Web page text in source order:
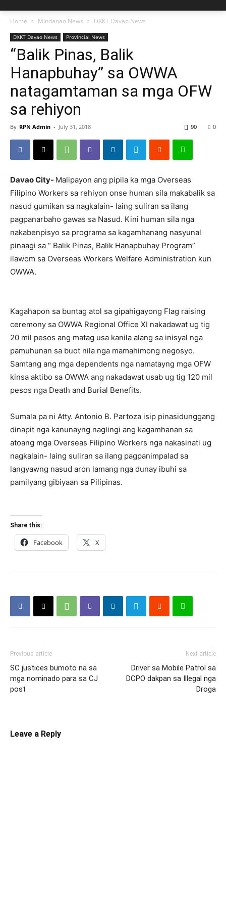
Home Mindanao News DXKT Davao News
DXKT Davao News Provincial News
“Balik Pinas, Balik
Hanapbuhay” sa OWWA
natagamtaman sa mga OFW
sa rehiyon
By RPN Admin - July 31, 2018 0
90
Davao City- Malipayon ang pipila ka mga Overseas
Filipino Workers sa rehiyon onse human sila makabalik sa
nasud gumikan sa nagkalain- laing suliran sa ilang
pagpanarbaho gawas sa Nasud. Kini human sila nga
nakabenpisyo sa programa sa kagamhanang nasyunal
pinaagi sa “ Balik Pinas, Balik Hanapbuhay Program”
ilawom sa Overseas Workers Welfare Administration kun
OWWA.
Kagahapon sa buntag atol sa gipahigayong Flag raising
ceremony sa OWWA Regional Office XI nakadawat ug tig
20 mil pesos ang matag usa kanila alang sa inisyal nga
pamuhunan sa buot nila nga mamahimong negosyo.
Samtang ang mga dependents nga namatayng mga OFW
kinsa aktibo sa OWWA ang nakadawat usab ug tig 120 mil
pesos nga Death and Burial Benefits.
Sumala pa ni Atty. Antonio B. Partoza isip pinasidunggang
dinapit nga kanunayng naglingi ang kagamhanan sa
atoang mga Overseas Filipino Workers nga nakasinati ug
nagkalain- laing suliran sa ilang pagpanimpalad sa
langyawng nasud aron lamang nga dunay ibuhi sa
pamilyang gibiyaan sa Pilipinas.
Share this:
Facebook X
Previous article
SC justices bumoto na sa
mga nominado para sa CJ
post
Next article
Driver sa Mobile Patrol sa
DCPO dakpan sa Illegal nga
Droga
Leave a Reply